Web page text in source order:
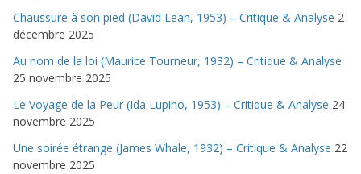
Chaussure à son pied (David Lean, 1953) – Critique & Analyse 2
décembre 2025
Au nom de la loi (Maurice Tourneur, 1932) – Critique & Analyse
25 novembre 2025
Le Voyage de la Peur (Ida Lupino, 1953) – Critique & Analyse 24
novembre 2025
Une soirée étrange (James Whale, 1932) – Critique & Analyse 22
novembre 2025